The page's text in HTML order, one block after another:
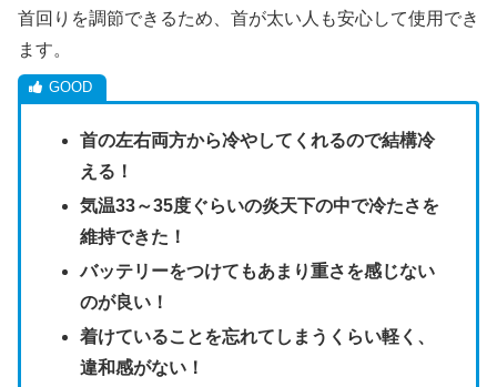
首回りを調節できるため、首が太い人も安心して使用でき
ます。
首の左右両方から冷やしてくれるので結構冷
える！
気温33～35度ぐらいの炎天下の中で冷たさを
維持できた！
バッテリーをつけてもあまり重さを感じない
のが良い！
着けていることを忘れてしまうくらい軽く、
違和感がない！